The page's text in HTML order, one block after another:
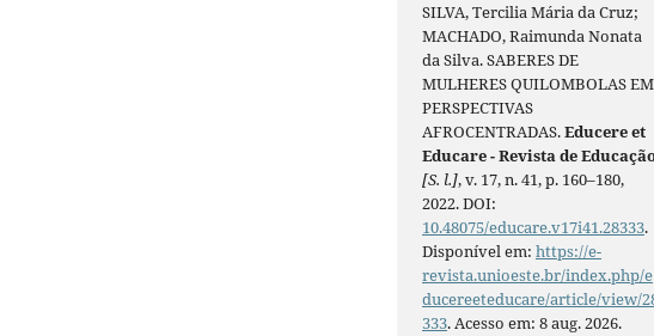
SILVA, Tercilia Mária da Cruz;
MACHADO, Raimunda Nonata
da Silva. SABERES DE
MULHERES QUILOMBOLAS EM
PERSPECTIVAS
AFROCENTRADAS.Educere et
Educare - Revista de
[S. l.], v. 17, n. 41, p. 160–180,
2022. DOI:
10.48075/educare.v17i41.28333.
Disponível em:https://e-
revista.unioeste.br/index.php/e
ducereeteducare/article/view/
333. Acesso em: 8 aug. 2026.